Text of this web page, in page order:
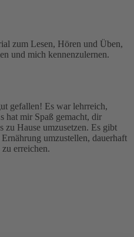
zum Lesen, Hören und Üben,
und mich kennenzulernen.
gefallen! Es war lehrreich,
hat mir Spaß gemacht, dir
zu Hause umzusetzen. Es gibt
umzustellen, dauerhaft
erreichen.